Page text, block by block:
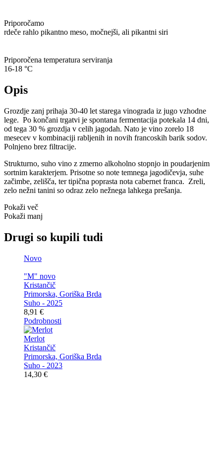
Priporočamo
rdeče rahlo pikantno meso, močnejši, ali pikantni siri
Priporočena temperatura serviranja
16-18 °C
Opis
Grozdje zanj prihaja 30-40 let starega vinograda iz jugo vzhodne
lege. Po končani trgatvi je spontana fermentacija potekala 14 dni,
od tega 30 % grozdja v celih jagodah. Nato je vino zorelo 18
mesecev v kombinaciji rabljenih in novih francoskih barik sodov.
Polnjeno brez filtracije.
Strukturno, suho vino z zmerno alkoholno stopnjo in poudarjenim
sortnim karakterjem. Prisotne so note temnega jagodičevja, suhe
začimbe, zelišča, ter tipična poprasta nota cabernet franca. Zreli,
zelo nežni tanini so odraz zelo nežnega lahkega prešanja.
Pokaži več
Pokaži manj
Drugi so kupili tudi
Novo
"M" novo
Kristančič
Primorska, Goriška Brda
Suho - 2025
8,91 €
Podrobnosti
Merlot
Kristančič
Primorska, Goriška Brda
Suho - 2023
14,30 €